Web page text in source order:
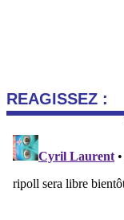
REAGISSEZ :